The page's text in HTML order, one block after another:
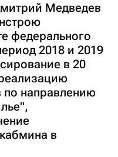
Медведев
федерального
2018 и 2019
в 20
по направлению
в